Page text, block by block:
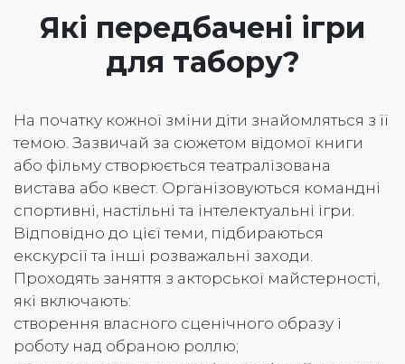
Які передбачені ігри
для табору?
На початку кожної зміни діти знайомляться з її
темою. Зазвичай за сюжетом відомої книги
або фільму створюється театралізована
вистава або квест. Організовуються командні
спортивні, настільні та інтелектуальні ігри.
Відповідно до цієї теми, підбираються
екскурсії та інші розважальні заходи.
Проходять заняття з акторської майстерності,
які включають:
створення власного сценічного образу і
роботу над обраною роллю;